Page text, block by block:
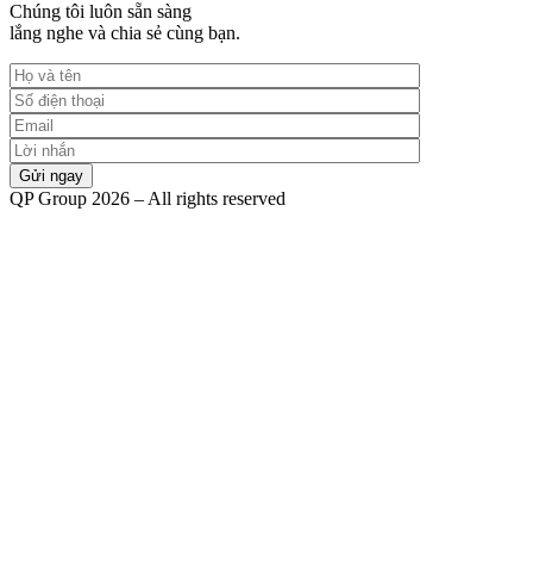
Chúng tôi luôn sẵn sàng
lắng nghe và chia sẻ cùng bạn.
QP Group 2026 – All rights reserved